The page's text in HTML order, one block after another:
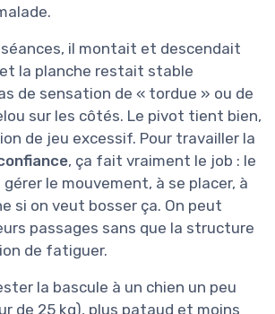
il montait et descendait
la planche restait stable
de sensation de « tordue » ou de
sur les côtés. Le pivot tient bien,
de jeu excessif. Pour travailler la
, ça fait vraiment le job : le
le mouvement, à se placer, à
si on veut bosser ça. On peut
passages sans que la structure
de fatiguer.
la bascule à un chien un peu
de 25 kg), plus pataud et moins